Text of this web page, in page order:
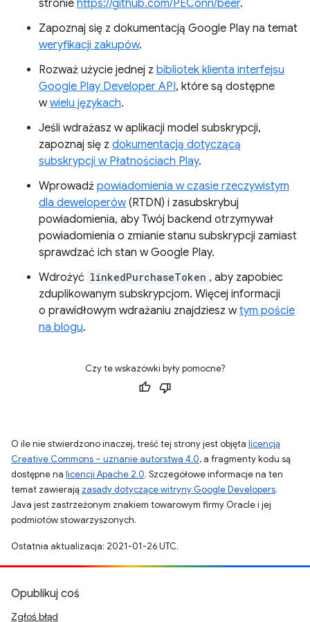
stronie https://github.com/PEConn/beer.
Zapoznaj się z dokumentacją Google Play na temat
weryfikacji zakupów.
Rozważ użycie jednej z bibliotek klienta interfejsu
Google Play Developer API, które są dostępne
wwielu językach.
Jeśli wdrażasz w aplikacji model subskrypcji,
zapoznaj się z dokumentacją dotyczącą
subskrypcji w Płatnościach Play.
Wprowadź powiadomienia w czasie rzeczywistym
dla deweloperów(RTDN) i zasubskrybuj
powiadomienia, aby Twój backend otrzymywał
powiadomienia o zmianie stanu subskrypcji zamiast
sprawdzać ich stan w Google Play.
Wdrożyć linkedPurchaseToken , aby zapobiec
zduplikowanym subskrypcjom. Więcej informacji
o prawidłowym wdrażaniu znajdziesz wtym poście
na blogu.
Czy te wskazówki były pomocne?
O ile nie stwierdzono inaczej, treść tej strony jest objęta licencją
Creative Commons – uznanie autorstwa 4.0, a fragmenty kodu są
dostępne na licencji Apache 2.0. Szczegółowe informacje na ten
temat zawierają zasady dotyczące witryny Google Developers.
Java jest zastrzeżonym znakiem towarowym firmy Oracle i jej
podmiotów stowarzyszonych.
Ostatnia aktualizacja: 2021-01-26 UTC.
Opublikuj coś
Zgłoś błąd